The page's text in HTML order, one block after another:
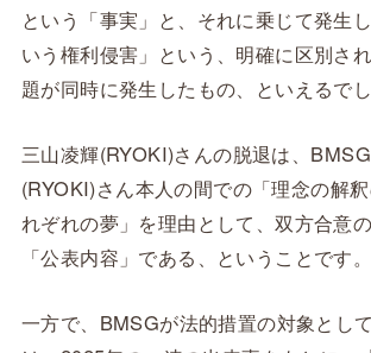
という「事実」と、それに乗じて発生
いう権利侵害」という、明確に区別さ
題が同時に発生したもの、といえるでし
三山凌輝(RYOKI)さんの脱退は、
(RYOKI)さん本人の間での「理念の解
れぞれの夢」を理由として、双方合意
「公表内容」である、ということです。
一方で、BMSGが法的措置の対象とし